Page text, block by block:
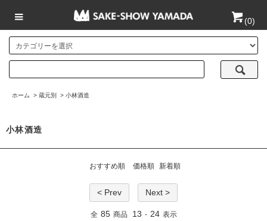
(0)
ホーム > 蔵元別 > 小林酒造
小林酒造
おすすめ順 価格順 新着順
< Prev Next >
全 85 商品 13 - 24 表示